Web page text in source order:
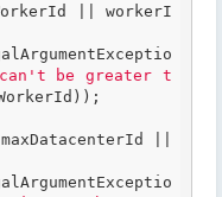
|| workerI
be greater t
||